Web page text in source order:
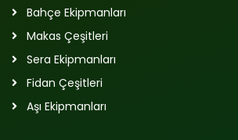
Bahçe Ekipmanları
Makas Çeşitleri
Sera Ekipmanları
Fidan Çeşitleri
Aşı Ekipmanları